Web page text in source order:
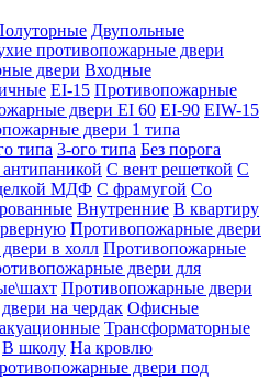
Двупольные
противопожарные двери
двери Входные
EI-15 Противопожарные
двери EI 60 EI-90 EIW-15
двери 1 типа
типа 3-ого типа Без порога
С вент решеткой С
МДФ С фрамугой Со
Внутренние В квартиру
Противопожарные двери
в холл Противопожарные
двери для
Противопожарные двери
на чердак Офисные
Трансформаторные
В школу На кровлю
двери под